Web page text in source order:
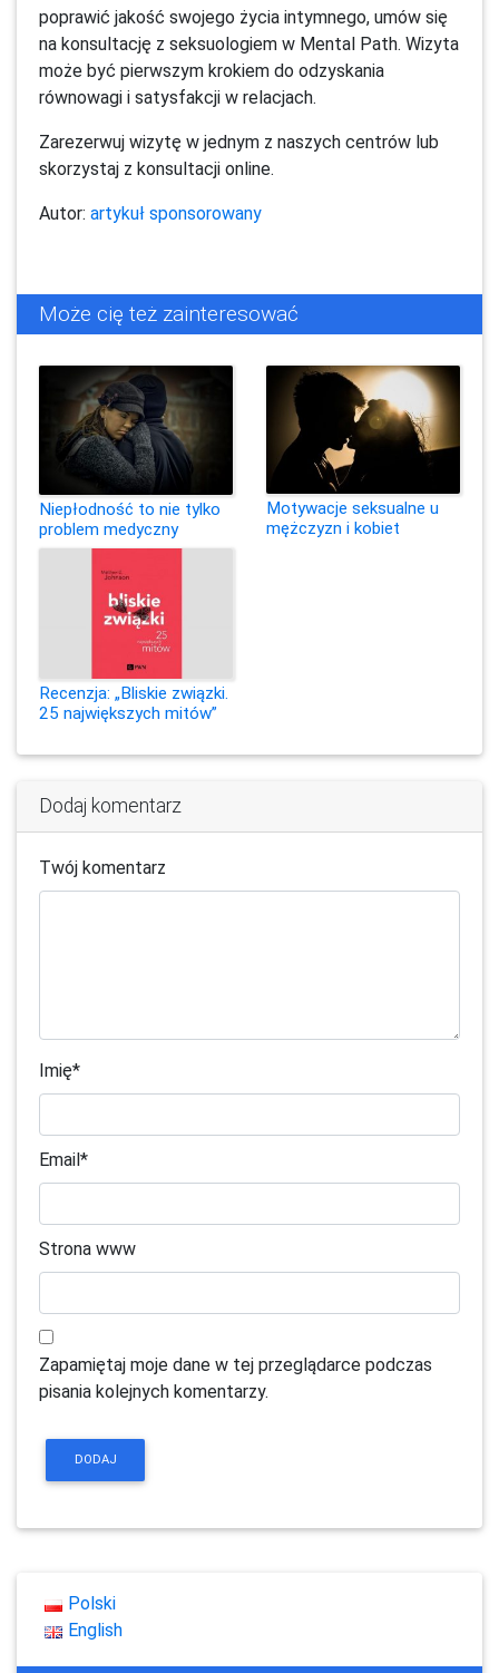
poprawić jakość swojego życia intymnego, umów się
na konsultację z seksuologiem w Mental Path. Wizyta
może być pierwszym krokiem do odzyskania
równowagi i satysfakcji w relacjach.
Zarezerwuj wizytę w jednym z naszych centrów lub
skorzystaj z konsultacji online.
Autor: artykuł sponsorowany
Może cię też zainteresować
Niepłodność to nie tylko
problem medyczny
Motywacje seksualne u
mężczyzn i kobiet
Recenzja: „Bliskie związki.
25 największych mitów”
Dodaj komentarz
Twój komentarz
Imię*
Email*
Strona www
Zapamiętaj moje dane w tej przeglądarce podczas
pisania kolejnych komentarzy.
Polski
English